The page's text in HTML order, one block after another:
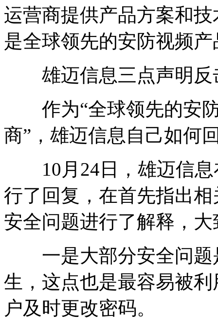
运营商提供产品方案和
是全球领先的安防视频
雄迈信息三点声明反
作为“全球领先的安防
商”，雄迈信息自己如何
10月24日，雄迈信息
行了回复，在首先指出
安全问题进行了解释，
一是大部分安全问题
生，这点也是最容易被
户及时更改密码。